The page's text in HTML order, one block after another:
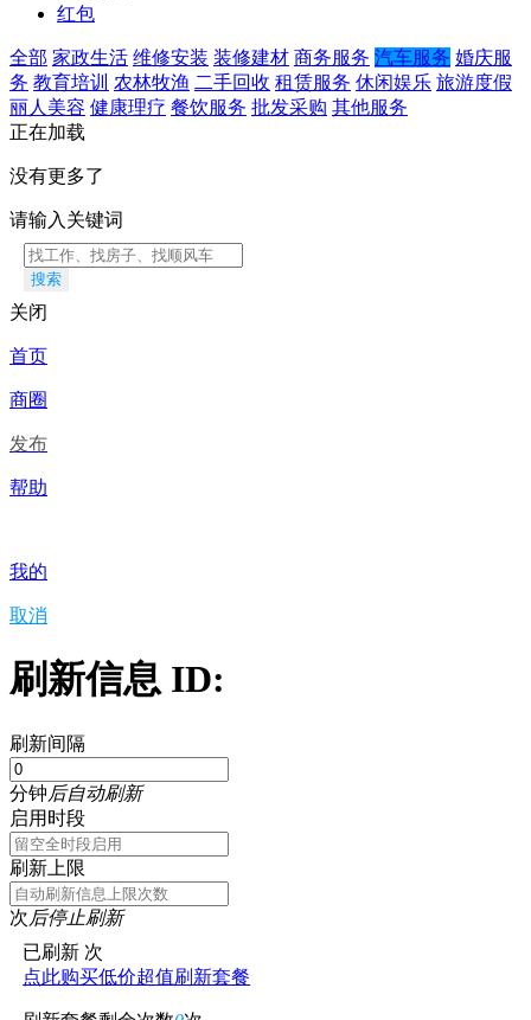
红包
全部 家政生活 维修安装 装修建材 商务服务 汽车服务 婚庆服
务 教育培训 农林牧渔 二手回收 租赁服务 休闲娱乐 旅游度假
丽人美容 健康理疗 餐饮服务 批发采购 其他服务
正在加载
没有更多了
请输入关键词
搜索
关闭
首页
商圈
发布
帮助
我的
取消
刷新信息 ID:
刷新间隔
分钟后自动刷新
启用时段
刷新上限
次后停止刷新
已刷新 次
点此购买低价超值刷新套餐